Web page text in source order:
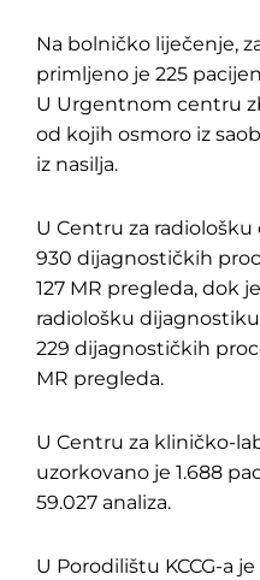
Na bolničko liječenje,
primljeno je 225
U Urgentnom centru
od kojih osmoro iz
iz nasilja.
U Centru za
930 dijagnostičkih
127 MR pregleda, dok
radiološku
229 dijagnostičkih
MR pregleda.
U Centru za kliničko-
uzorkovano je 1.688
59.027 analiza.
U Porodilištu KCCG-a